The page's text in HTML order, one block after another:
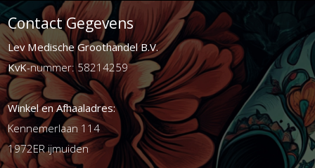
Contact Gegevens
Lev Medische Groothandel B.V.
KvK-nummer: 58214259
Winkel en Afhaaladres:
Kennemerlaan 114
1972ER ijmuiden